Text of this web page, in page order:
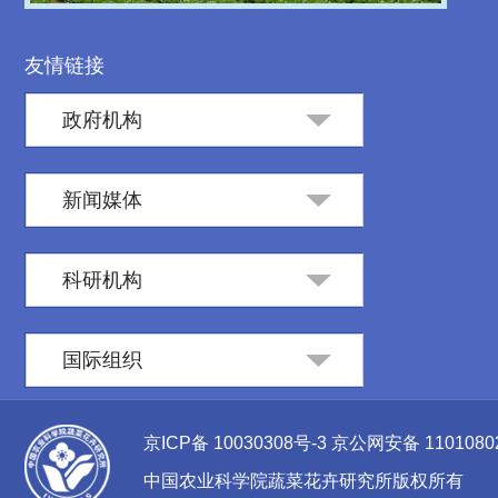
友情链接
政府机构
新闻媒体
科研机构
国际组织
京ICP备 10030308号-3 京公网安备
中国农业科学院蔬菜花卉研究所版权所有